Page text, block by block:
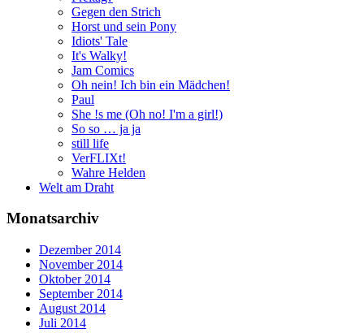
Gegen den Strich
Horst und sein Pony
Idiots' Tale
It's Walky!
Jam Comics
Oh nein! Ich bin ein Mädchen!
Paul
She !s me (Oh no! I'm a girl!)
So so … ja ja
still life
VerFLIXt!
Wahre Helden
Welt am Draht
Monatsarchiv
Dezember 2014
November 2014
Oktober 2014
September 2014
August 2014
Juli 2014